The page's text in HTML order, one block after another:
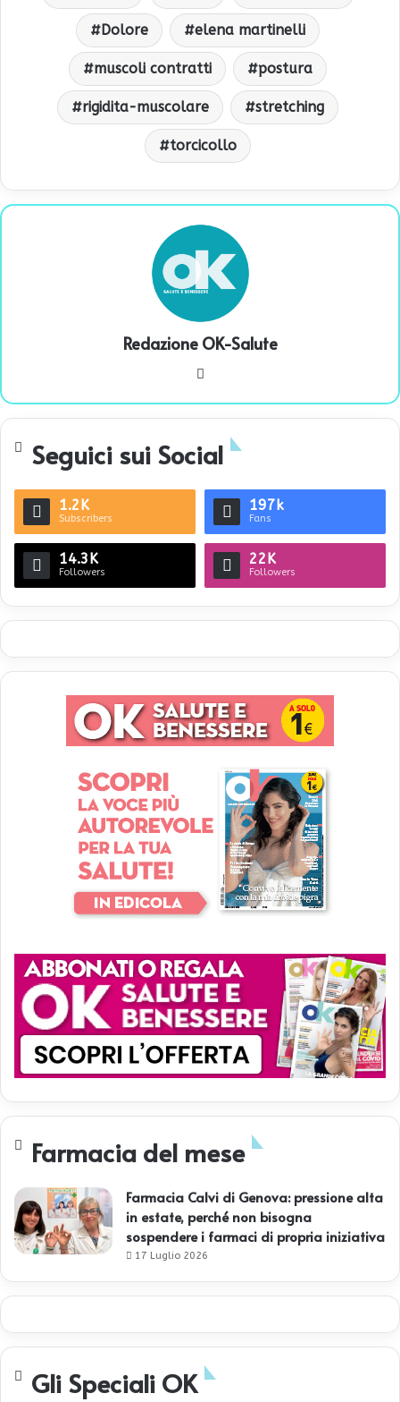
Dolore elena martinelli
muscoli contratti postura
rigidita-muscolare stretching
torcicollo
Redazione OK-Salute
te
Seguici sui Social
1.2K
Subscribers
197k
Fans
14.3K
Followers
22K
Followers
Farmacia del mese
Farmacia Calvi di Genova: pressione alta
in estate, perché non bisogna
sospendere i farmaci di propria iniziativa
17 Luglio 2026
Gli Speciali OK